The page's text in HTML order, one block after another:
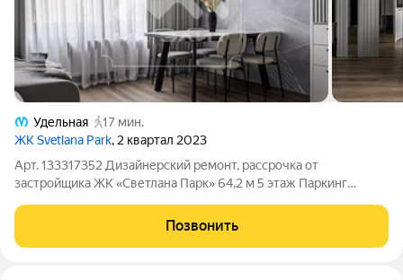
Удельная
17 мин.
ЖК Svetlana Park, 2 квартал 2023
Арт. 133317352 Дизайнерский ремонт, рассрочка от
застройщика ЖК «Светлана Парк» 64,2 м 5 этаж Паркинг
бизнес-класса. Формат «заезжай и живи»: интерьер полностью
реализован, осталось только
Позвонить